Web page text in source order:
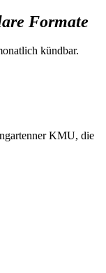
Formate
kündbar.
KMU, die